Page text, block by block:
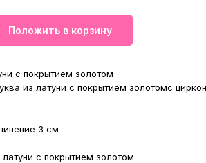
Положить в корзину
с покрытием золотом
из латуни с покрытием золотомс
3 см
с покрытием золотом